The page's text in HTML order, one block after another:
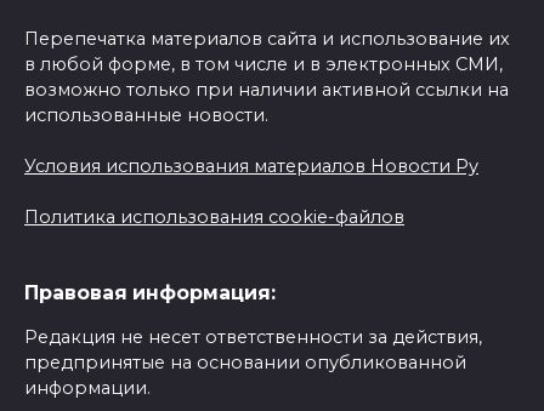
Перепечатка материалов сайта и использование их
в любой форме, в том числе и в электронных СМИ,
возможно только при наличии активной ссылки на
использованные новости.
Условия использования материалов Новости Ру
Политика использования cookie-файлов
Правовая информация:
Редакция не несет ответственности за действия,
предпринятые на основании опубликованной
информации.